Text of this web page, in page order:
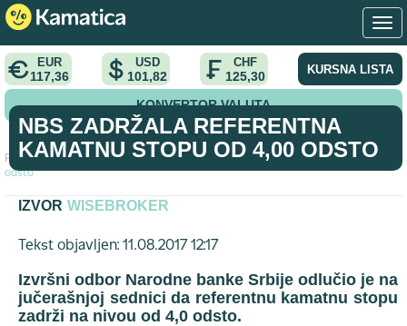
EUR
117,36
USD
101,82
CHF
125,30 KURSNA LISTA
KONVERTOR VALUTA
Početna > vest >
NBS zadržala referentna kamatnu stopu od 4,00
odsto
NBS ZADRŽALA REFERENTNA
KAMATNU STOPU OD 4,00 ODSTO
IZVOR WISEBROKER
Tekst objavljen: 11.08.2017 12:17
Izvršni odbor Narodne banke Srbije odlučio je na
jučerašnjoj sednici da referentnu kamatnu stopu
zadrži na nivou od 4,0 odsto.